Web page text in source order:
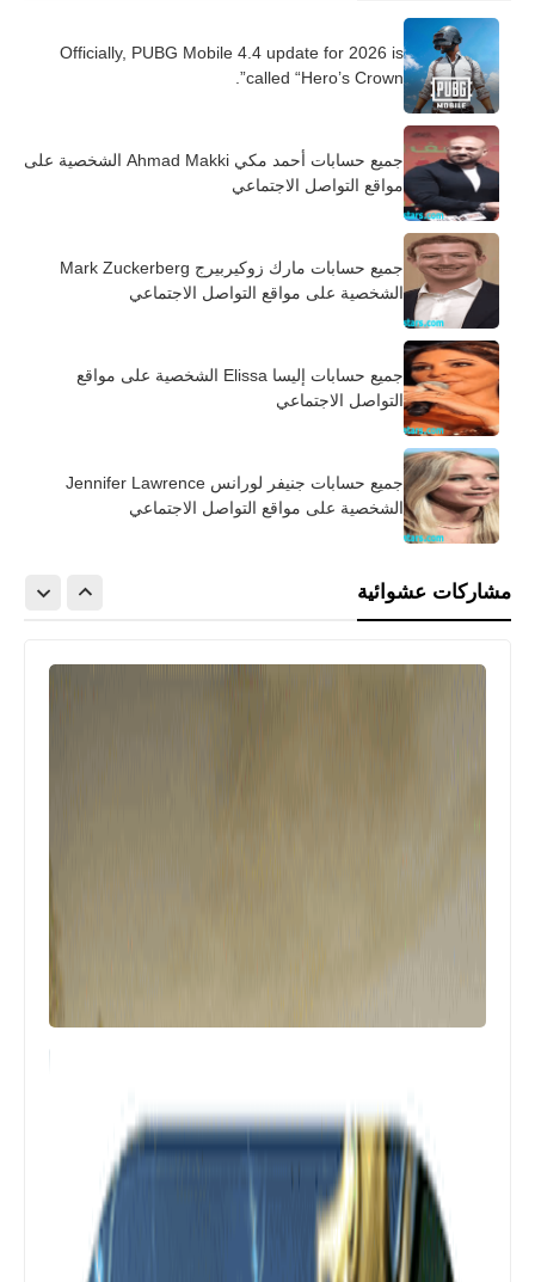
Officially, PUBG Mobile 4.4 update for 2026 is
called “Hero’s Crown”.
جميع حسابات أحمد مكي Ahmad Makki الشخصية على
مواقع التواصل الاجتماعي
جميع حسابات مارك زوكيربيرج Mark Zuckerberg
الشخصية على مواقع التواصل الاجتماعي
جميع حسابات إليسا Elissa الشخصية على مواقع
التواصل الاجتماعي
جميع حسابات جنيفر لورانس Jennifer Lawrence
الشخصية على مواقع التواصل الاجتماعي
مشاركات عشوائية
العاب
تنزيل لعبة كرة القدم ベストイレブン-